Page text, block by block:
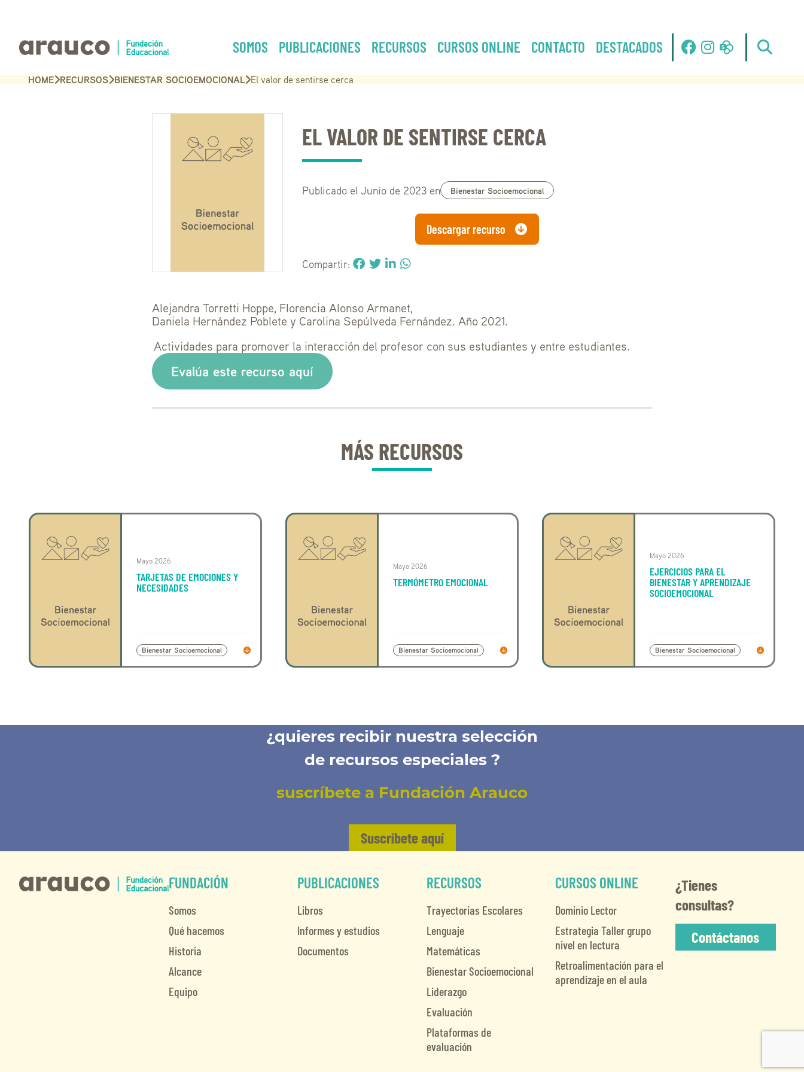
SOMOS PUBLICACIONES RECURSOS CURSOS ONLINE CONTACTO DESTACADOS
HOME RECURSOS BIENESTAR SOCIOEMOCIONAL El valor de sentirse cerca
EL VALOR DE SENTIRSE CERCA
Publicado el Junio de 2023 en Bienestar Socioemocional
Descargar recurso
Compartir:
Alejandra Torretti Hoppe, Florencia Alonso Armanet,
Daniela Hernández Poblete y Carolina Sepúlveda Fernández. Año 2021.
Actividades para promover la interacción del profesor con sus estudiantes y entre estudiantes.
Evalúa este recurso aquí
MÁS RECURSOS
Mayo 2026
TARJETAS DE EMOCIONES Y
NECESIDADES
Bienestar Socioemocional
Mayo 2026
TERMÓMETRO EMOCIONAL
Bienestar Socioemocional
Mayo 2026
EJERCICIOS PARA EL
BIENESTAR Y APRENDIZAJE
SOCIOEMOCIONAL
Bienestar Socioemocional
¿quieres recibir nuestra selección
de recursos especiales ?
suscríbete a Fundación Arauco
Suscríbete aquí
FUNDACIÓN
Somos
Qué hacemos
Historia
Alcance
Equipo
PUBLICACIONES
Libros
Informes y estudios
Documentos
RECURSOS
Trayectorias Escolares
Lenguaje
Matemáticas
Bienestar Socioemocional
Liderazgo
Evaluación
Plataformas de
evaluación
CURSOS ONLINE
Dominio Lector
Estrategia Taller grupo
nivel en lectura
Retroalimentación para el
aprendizaje en el aula
¿Tienes
consultas?
Contáctanos